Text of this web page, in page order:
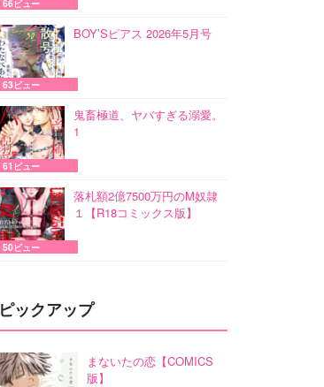
66ビュー
BOY’Sピアス 2026年5月号
63ビュー
鬼畜極道、ヤバすぎる溺愛。
1
61ビュー
落札額2億7500万円のM奴隷
１【R18コミックス版】
50ビュー
ピックアップ
まないたの恋【COMICS
版】